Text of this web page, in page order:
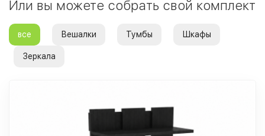
Или вы можете собрать свой комплект
все Вешалки Тумбы Шкафы
Зеркала